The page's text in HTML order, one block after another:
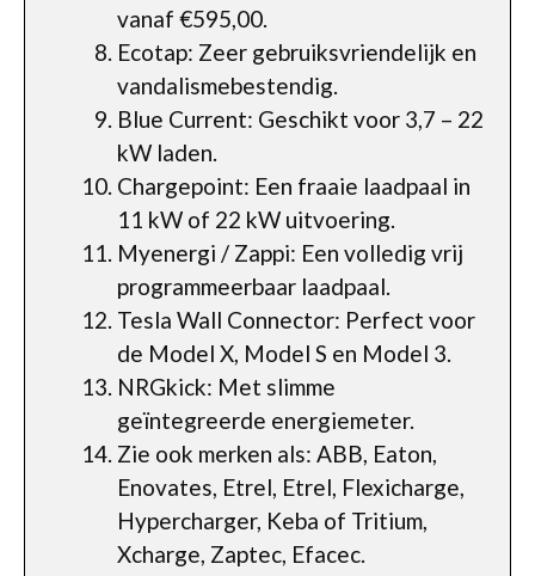
vanaf €595,00.
Ecotap: Zeer gebruiksvriendelijk en
vandalismebestendig.
Blue Current: Geschikt voor 3,7 – 22
kW laden.
Chargepoint: Een fraaie laadpaal in
11 kW of 22 kW uitvoering.
Myenergi / Zappi: Een volledig vrij
programmeerbaar laadpaal.
Tesla Wall Connector: Perfect voor
de Model X, Model S en Model 3.
NRGkick: Met slimme
geïntegreerde energiemeter.
Zie ook merken als: ABB, Eaton,
Enovates, Etrel, Etrel, Flexicharge,
Hypercharger, Keba of Tritium,
Xcharge, Zaptec, Efacec.